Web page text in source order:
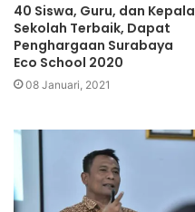
40 Siswa, Guru, dan Kepala
Sekolah Terbaik, Dapat
Penghargaan Surabaya
Eco School 2020
08 Januari, 2021